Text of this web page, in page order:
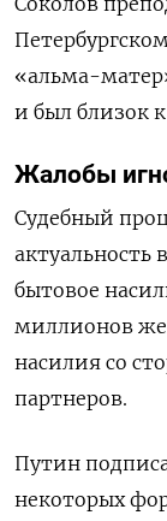
«альма-
и был близок
Жалобы
Судебный
актуальность
бытовое
миллионов
насилия со
партнеров.
Путин
некоторых